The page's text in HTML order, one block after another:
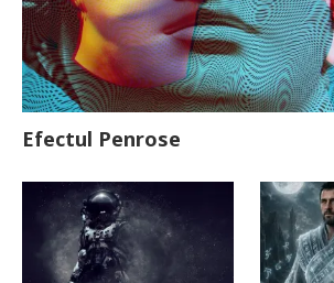
Efectul Penrose